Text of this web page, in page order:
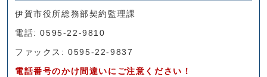
伊賀市役所総務部契約監理課
電話: 0595-22-9810
ファックス: 0595-22-9837
電話番号のかけ間違いにご注意ください！